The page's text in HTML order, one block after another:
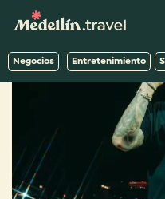
Negocios Entretenimiento